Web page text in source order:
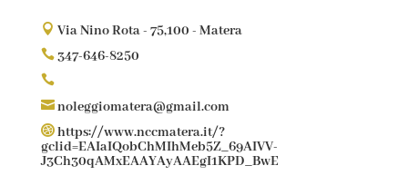
 Via Nino Rota - 75,100 - Matera
347-646-8250

noleggiomatera@gmail.com
https://www.nccmatera.it/?
gclid=EAIaIQobChMIhMeb5Z_69AIVV-
J3Ch30qAMxEAAYAyAAEgI1KPD_BwE